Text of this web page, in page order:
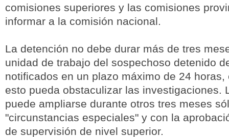
comisiones superiores y las comisiones
informar a la comisión nacional.
La detención no debe durar más de tres
unidad de trabajo del sospechoso detenido
notificados en un plazo máximo de 24 horas,
esto pueda obstaculizar las investigaciones.
puede ampliarse durante otros tres meses
"circunstancias especiales" y con la
de supervisión de nivel superior.